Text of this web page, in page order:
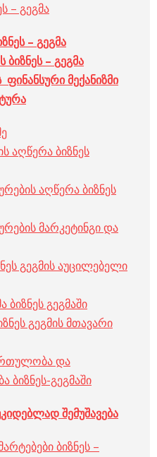
– გეგმა
– გეგმა
ბიზნეს– გეგმა
ფინანსურიმექანიზმი
აღწერა ბიზნეს
აღწერა ბიზნეს
მარკეტინგი და
გეგმის აუცილებელი
ბიზნეს გეგმაში
გეგმის მთავარი
და
ბიზნეს-გეგმაში
შემუშავება
ბიზნეს –